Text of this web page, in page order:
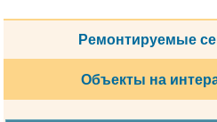
Ремонтируемые
Объекты на